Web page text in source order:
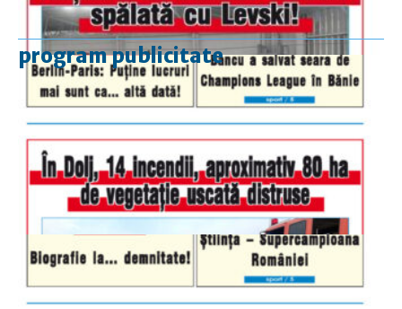
program publicitate
luni-vineri
9.00 - 17.00
duminică
9.00 - 12.00